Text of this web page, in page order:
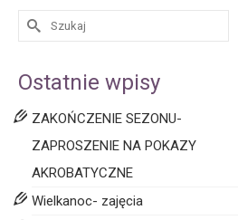
Ostatnie wpisy
ZAKOŃCZENIE SEZONU-
ZAPROSZENIE NA POKAZY
AKROBATYCZNE
Wielkanoc- zajęcia